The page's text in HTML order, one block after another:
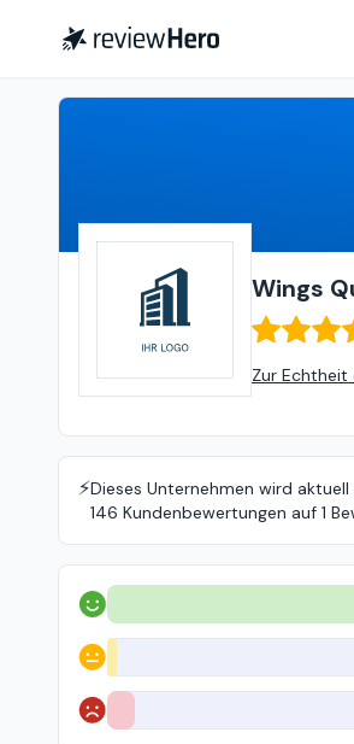
Wings
Zur Echtheit
⚡️Dieses Unternehmen wird
146 Kundenbewertungen auf 1
Positiv
Neutral
Negativ